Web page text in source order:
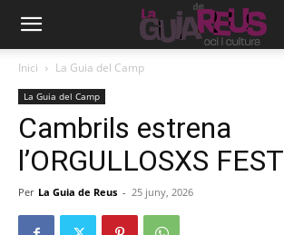
Inici La Guia del Camp
La Guia del Camp
Cambrils estrena
l’ORGULLOSXS FEST
Per La Guia de Reus - 25 juny, 2026